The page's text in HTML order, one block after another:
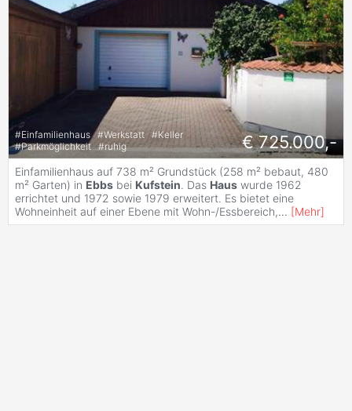
#Einfamilienhaus #Werkstatt #Keller
#Parkmöglichkeit #ruhig € 725.000,-
Einfamilienhaus auf 738 m² Grundstück (258 m² bebaut, 480
m² Garten) in Ebbs bei Kufstein. Das Haus wurde 1962
errichtet und 1972 sowie 1979 erweitert. Es bietet eine
Wohneinheit auf einer Ebene mit Wohn-/Essbereich,... [Mehr]